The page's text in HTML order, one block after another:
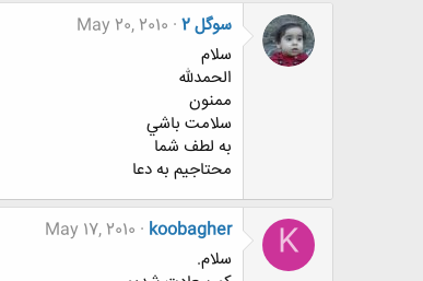
سوگل 2
May 20, 2010
سلام
الحمدلله
ممنون
سلامت باشي
به لطف شما
محتاجيم به دعا
K
koobagher
May 17, 2010
سلام.